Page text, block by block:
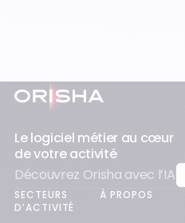
Pied-de-page
Le logiciel métier au cœur
de votre activité
Découvrez Orisha avec l’IA
SECTEURS
D’ACTIVITÉ
À PROPOS